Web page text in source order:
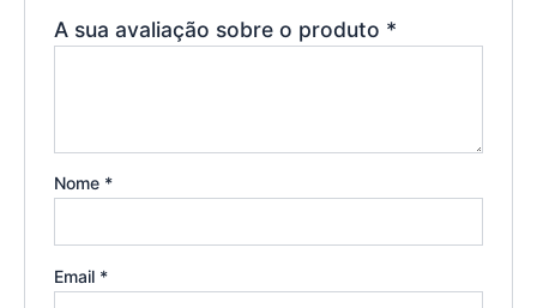
A sua avaliação sobre o produto *
Nome *
Email *